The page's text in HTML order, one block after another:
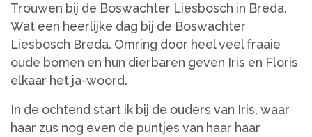
Trouwen bij de Boswachter Liesbosch in Breda.
Wat een heerlijke dag bij de Boswachter
Liesbosch Breda. Omring door heel veel fraaie
oude bomen en hun dierbaren geven Iris en Floris
elkaar het ja-woord.
In de ochtend start ik bij de ouders van Iris, waar
haar zus nog even de puntjes van haar haar